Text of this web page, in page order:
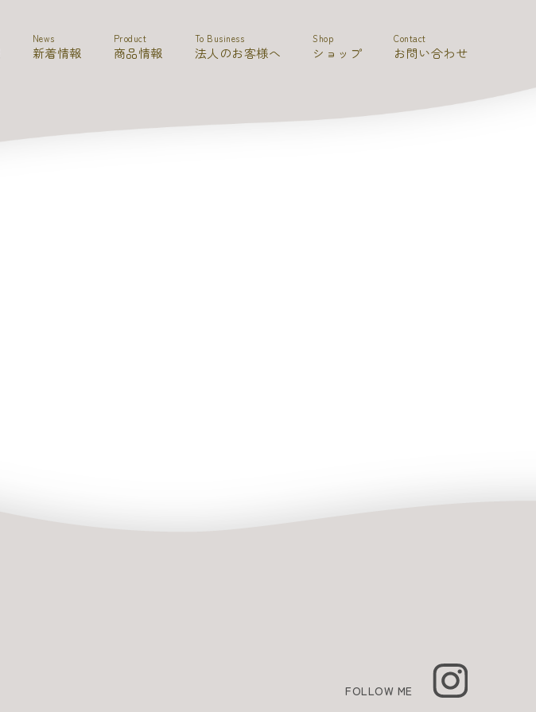
News
新着情報
Product
商品情報
To Business
法人のお客様へ
Shop
ショップ
Contact
お問い合わせ
FOLLOW ME